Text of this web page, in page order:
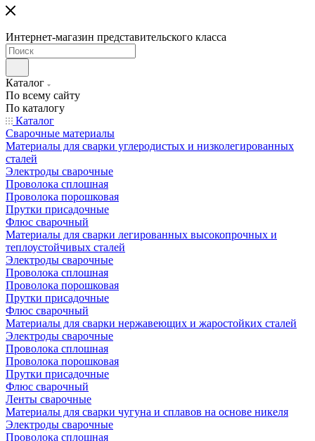
Интернет-магазин представительского класса
Каталог
По всему сайту
По каталогу
Каталог
Сварочные материалы
Материалы для сварки углеродистых и низколегированных
сталей
Электроды сварочные
Проволока сплошная
Проволока порошковая
Прутки присадочные
Флюс сварочный
Материалы для сварки легированных высокопрочных и
теплоустойчивых сталей
Электроды сварочные
Проволока сплошная
Проволока порошковая
Прутки присадочные
Флюс сварочный
Материалы для сварки нержавеющих и жаростойких сталей
Электроды сварочные
Проволока сплошная
Проволока порошковая
Прутки присадочные
Флюс сварочный
Ленты сварочные
Материалы для сварки чугуна и сплавов на основе никеля
Электроды сварочные
Проволока сплошная